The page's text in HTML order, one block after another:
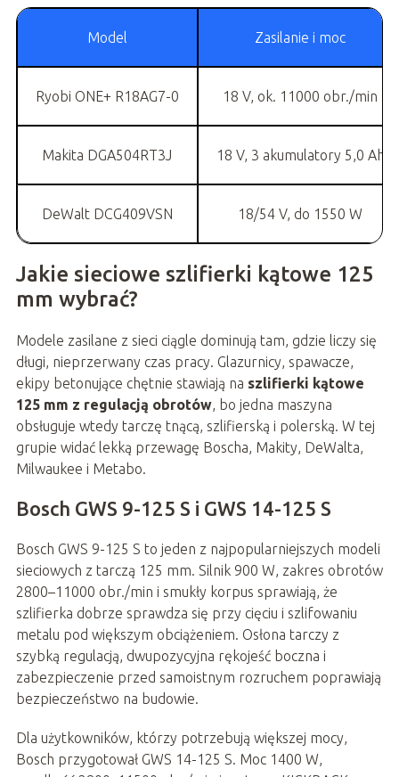
Model Zasilanie i moc
Ryobi ONE+ R18AG7-0 18 V, ok. 11000 obr./min
Makita DGA504RT3J 18 V, 3 akumulatory 5,0 Ah
DeWalt DCG409VSN 18/54 V, do 1550 W
Jakie sieciowe szlifierki kątowe 125
mm wybrać?
Modele zasilane z sieci ciągle dominują tam, gdzie liczy się
długi, nieprzerwany czas pracy. Glazurnicy, spawacze,
ekipy betonujące chętnie stawiają na szlifierki kątowe
125 mm z regulacją obrotów, bo jedna maszyna
obsługuje wtedy tarczę tnącą, szlifierską i polerską. W tej
grupie widać lekką przewagę Boscha, Makity, DeWalta,
Milwaukee i Metabo.
Bosch GWS 9-125 S i GWS 14-125 S
Bosch GWS 9-125 S to jeden z najpopularniejszych modeli
sieciowych z tarczą 125 mm. Silnik 900 W, zakres obrotów
2800–11000 obr./min i smukły korpus sprawiają, że
szlifierka dobrze sprawdza się przy cięciu i szlifowaniu
metalu pod większym obciążeniem. Osłona tarczy z
szybką regulacją, dwupozycyjna rękojeść boczna i
zabezpieczenie przed samoistnym rozruchem poprawiają
bezpieczeństwo na budowie.
Dla użytkowników, którzy potrzebują większej mocy,
Bosch przygotował GWS 14-125 S. Moc 1400 W,